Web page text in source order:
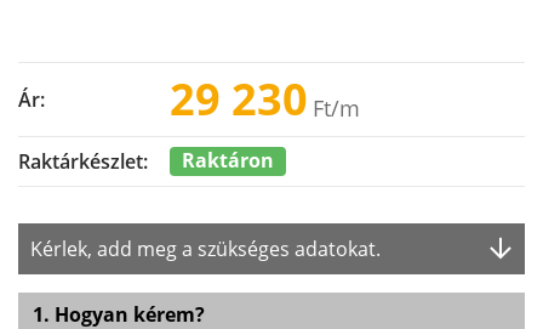
Ár: 29 230 Ft/m
Raktárkészlet: Raktáron
Kérlek, add meg a szükséges adatokat.
1. Hogyan kérem?